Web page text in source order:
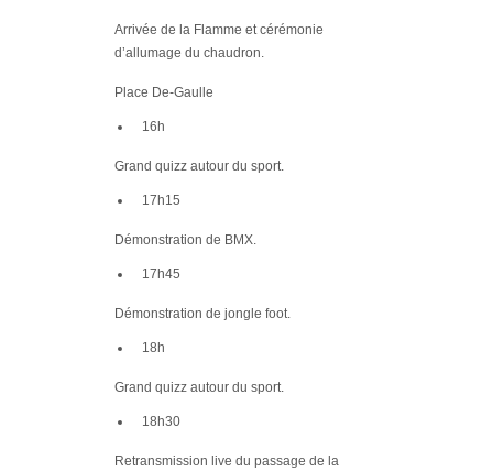
Arrivée de la Flamme etcérémonie
d’allumage du chaudron.
Place De-Gaulle
16h
Grand quizz autour du sport.
17h15
Démonstration de BMX.
17h45
Démonstration de jongle foot.
18h
Grand quizz autour du sport.
18h30
Retransmission live du passage de la